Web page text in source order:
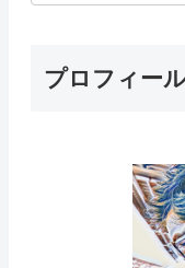
プロフィー